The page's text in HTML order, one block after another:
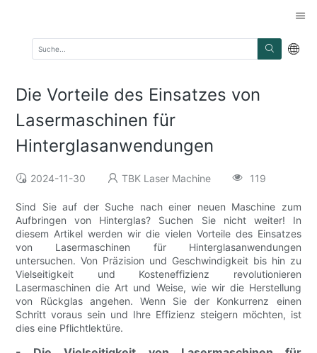
Die Vorteile des Einsatzes von
Lasermaschinen für
Hinterglasanwendungen
2024-11-30 TBK Laser Machine 119
Sind Sie auf der Suche nach einer neuen Maschine zum
Aufbringen von Hinterglas? Suchen Sie nicht weiter! In
diesem Artikel werden wir die vielen Vorteile des Einsatzes
von Lasermaschinen für Hinterglasanwendungen
untersuchen. Von Präzision und Geschwindigkeit bis hin zu
Vielseitigkeit und Kosteneffizienz revolutionieren
Lasermaschinen die Art und Weise, wie wir die Herstellung
von Rückglas angehen. Wenn Sie der Konkurrenz einen
Schritt voraus sein und Ihre Effizienz steigern möchten, ist
dies eine Pflichtlektüre.